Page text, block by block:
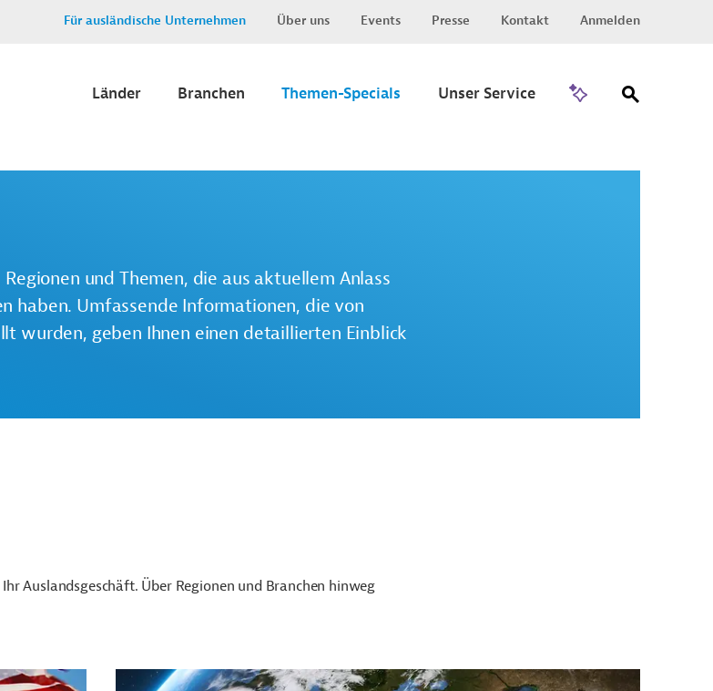
Für ausländische Unternehmen Über uns Events Presse Kontakt Anmelden
Länder Branchen Themen-Specials Unser Service
und Themen, die aus aktuellem Anlass
haben. Umfassende Informationen, die von
wurden, geben Ihnen einen detaillierten Einblick
Auslandsgeschäft. Über Regionen und Branchen hinweg